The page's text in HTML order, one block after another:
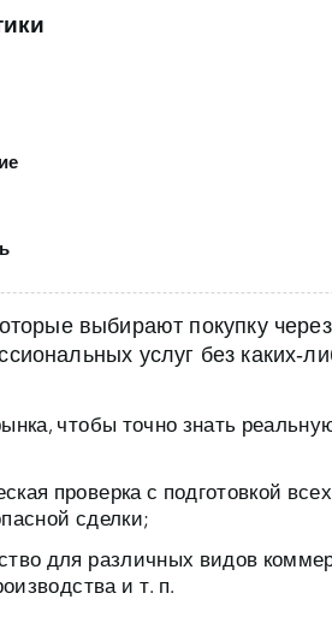
выбирают покупку
услуг без
чтобы точно знать
проверка с подготовкой
сделки;
для различных видов
и т. п.